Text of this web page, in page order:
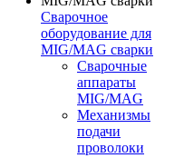
Сварочное
оборудование для
MIG/MAG сварки
Сварочные
аппараты
MIG/MAG
Механизмы
подачи
проволоки